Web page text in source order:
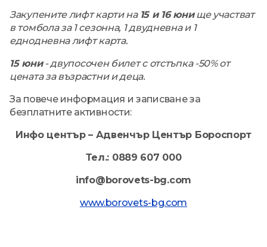
Закупените лифт карти на 15 и 16 юнище участват
в томбола за 1 сезонна, 1 двудневна и 1
еднодневна лифт карта.
15 юни- двупосочен билет с отстъпка -50% от
цената за възрастни и деца.
За повече информация и записване за
безплатните активности:
Инфо център – Адвенчър Център Бороспорт
Тел.: 0889 607 000
info@borovets-bg.com
www.borovets-bg.com